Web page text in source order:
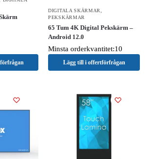
DIGITALA SKÄRMAR
PEKSKÄRMAR
65 Tum 4K Digital Pekskärm –
Android 12.0
Minsta orderkvantitet:10
Lägg till i offertförfrågan